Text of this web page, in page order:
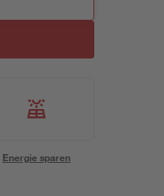
Energie sparen